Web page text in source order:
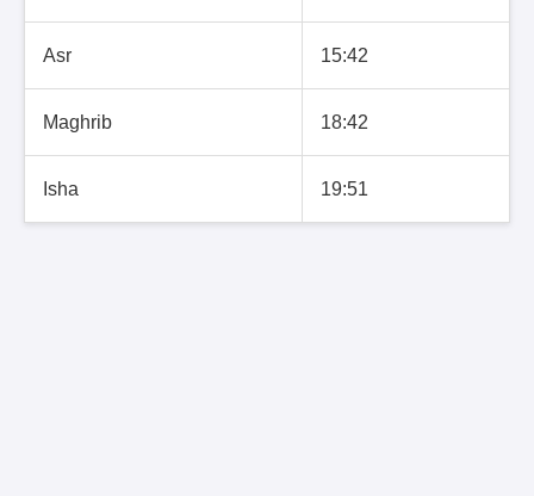
Asr 15:42
Maghrib 18:42
Isha 19:51